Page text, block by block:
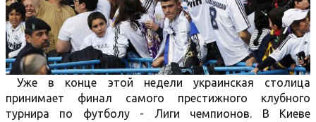
Уже в конце этой недели украинская столица
принимает финал самого престижного клубного
турнира по футболу - Лиги чемпионов. В Киеве